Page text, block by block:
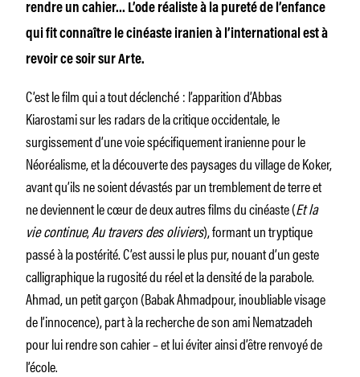
rendre un cahier… L’ode réaliste à la pureté de l’enfance
qui fit connaître le cinéaste iranien à l’international est à
revoir ce soir sur Arte.
C’est le film qui a tout déclenché : l’apparition d’Abbas
Kiarostami sur les radars de la critique occidentale, le
surgissement d’une voie spécifiquement iranienne pour le
Néoréalisme, et la découverte des paysages du village de Koker,
avant qu’ils ne soient dévastés par un tremblement de terre et
ne deviennent le cœur de deux autres films du cinéaste (Et la
vie continue,Au travers des oliviers), formant un tryptique
passé à la postérité. C’est aussi le plus pur, nouant d’un geste
calligraphique la rugosité du réel et la densité de la parabole.
Ahmad, un petit garçon (Babak Ahmadpour, inoubliable visage
de l’innocence), part à la recherche de son ami Nematzadeh
pour lui rendre son cahier – et lui éviter ainsi d’être renvoyé de
l’école.